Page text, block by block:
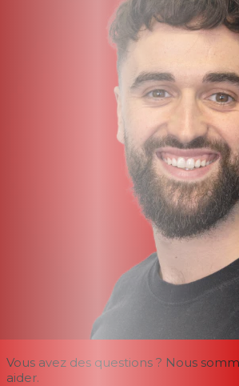
Vous avez des questions ? Nous
aider.